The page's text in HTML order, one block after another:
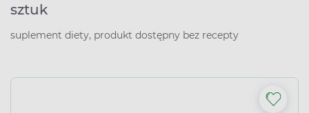
sztuk
suplement diety, produkt dostępny bez recepty